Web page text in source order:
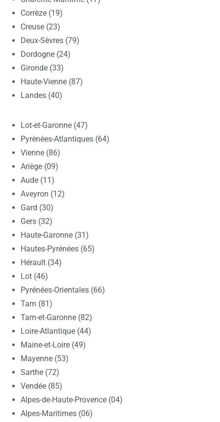
Corrèze (19)
Creuse (23)
Deux-Sèvres (79)
Dordogne (24)
Gironde (33)
Haute-Vienne (87)
Landes (40)
Lot-et-Garonne (47)
Pyrénées-Atlantiques (64)
Vienne (86)
Ariège (09)
Aude (11)
Aveyron (12)
Gard (30)
Gers (32)
Haute-Garonne (31)
Hautes-Pyrénées (65)
Hérault (34)
Lot (46)
Pyrénées-Orientales (66)
Tarn (81)
Tarn-et-Garonne (82)
Loire-Atlantique (44)
Maine-et-Loire (49)
Mayenne (53)
Sarthe (72)
Vendée (85)
Alpes-de-Haute-Provence (04)
Alpes-Maritimes (06)